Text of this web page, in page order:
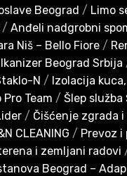
Beograd / Limo
Anđeli nadgrobni
Niš – Bello Fiore/
Beograd Srbija
N / Izolacija
Team / Šlep služba
/ Čišćenje zgrada
CLEANING / Prevoz i
i zemljani radovi
Beograd –